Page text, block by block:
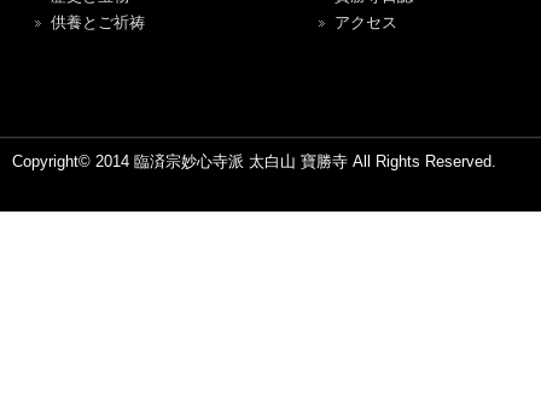
供養とご祈祷
アクセス
Copyright© 2014 臨済宗妙心寺派 太白山 寶勝寺 All Rights Reserved.